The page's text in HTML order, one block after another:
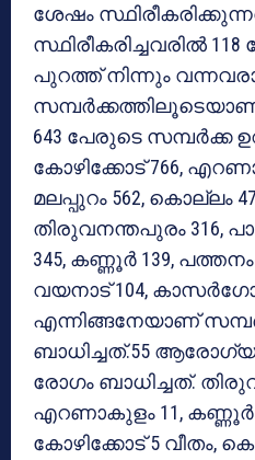
ശേഷം
സ്ഥിരീകരിച്ചവരില്‍
പുറത്ത് നിന്നും
643 പേരുടെ സമ്പര്‍ക്ക
കോഴിക്കോട് 766,
മലപ്പുറം 562, കൊല്ലം
തിരുവനന്തപുരം 316,
345, കണ്ണൂര്‍ 139,
വയനാട് 104,
എന്നിങ്ങനേയാണ്
ബാധിച്ചത്.55
രോഗം ബാധിച്ചത്.
എറണാകുളം 11, കണ്ണൂര്‍
കോഴിക്കോട് 5 വീതം,